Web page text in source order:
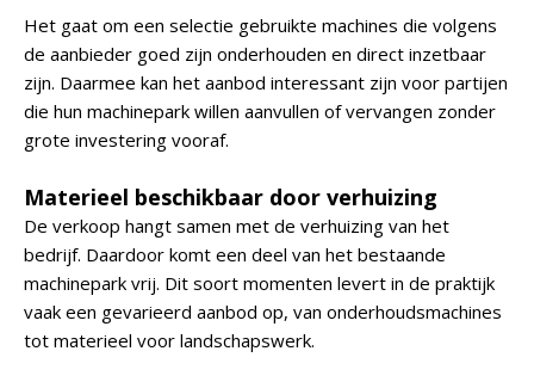
Het gaat om een selectie gebruikte machines die volgens
de aanbieder goed zijn onderhouden en direct inzetbaar
zijn. Daarmee kan het aanbod interessant zijn voor partijen
die hun machinepark willen aanvullen of vervangen zonder
grote investering vooraf.
Materieel beschikbaar door verhuizing
De verkoop hangt samen met de verhuizing van het
bedrijf. Daardoor komt een deel van het bestaande
machinepark vrij. Dit soort momenten levert in de praktijk
vaak een gevarieerd aanbod op, van onderhoudsmachines
tot materieel voor landschapswerk.